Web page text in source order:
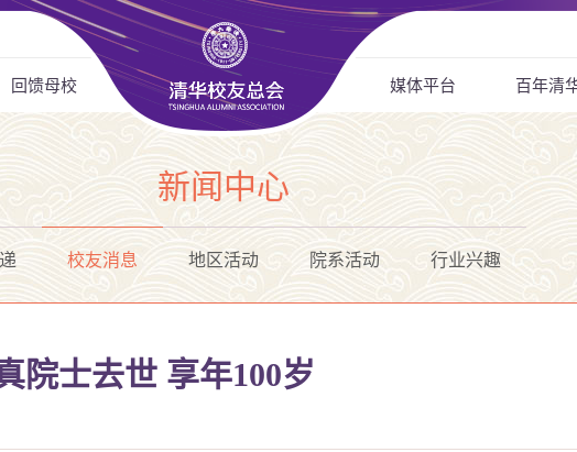
回馈母校 媒体平台 百年清
新闻中心
校友消息 地区活动 院系活动 行业兴趣
院士去世 享年100岁